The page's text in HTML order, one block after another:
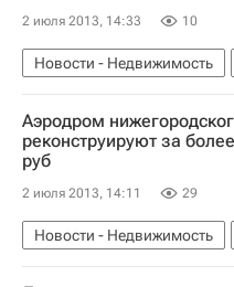
2 июля 2013, 14:33 10
Новости - Недвижимость
Фонд ЖКХ
ЖКХ
Госдума РФ
Россия
Аэродром
реконструируют за
руб
2 июля 2013, 14:11 29
Новости - Недвижимость
Нижегородская область